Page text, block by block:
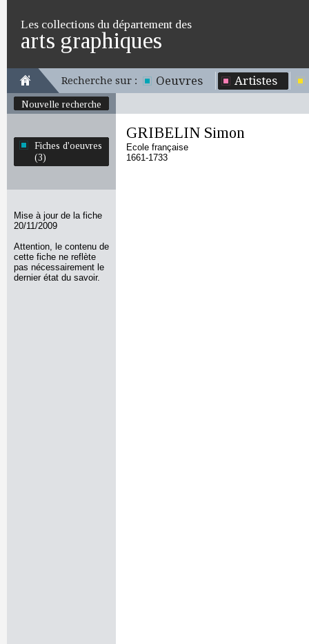
Les collections du département des
arts graphiques
Recherche sur : Oeuvres Artistes
Nouvelle recherche
Fiches d'oeuvres
(3)
Mise à jour de la fiche
20/11/2009
Attention, le contenu de
cette fiche ne reflète
pas nécessairement le
dernier état du savoir.
GRIBELIN Simon
Ecole française
1661-1733